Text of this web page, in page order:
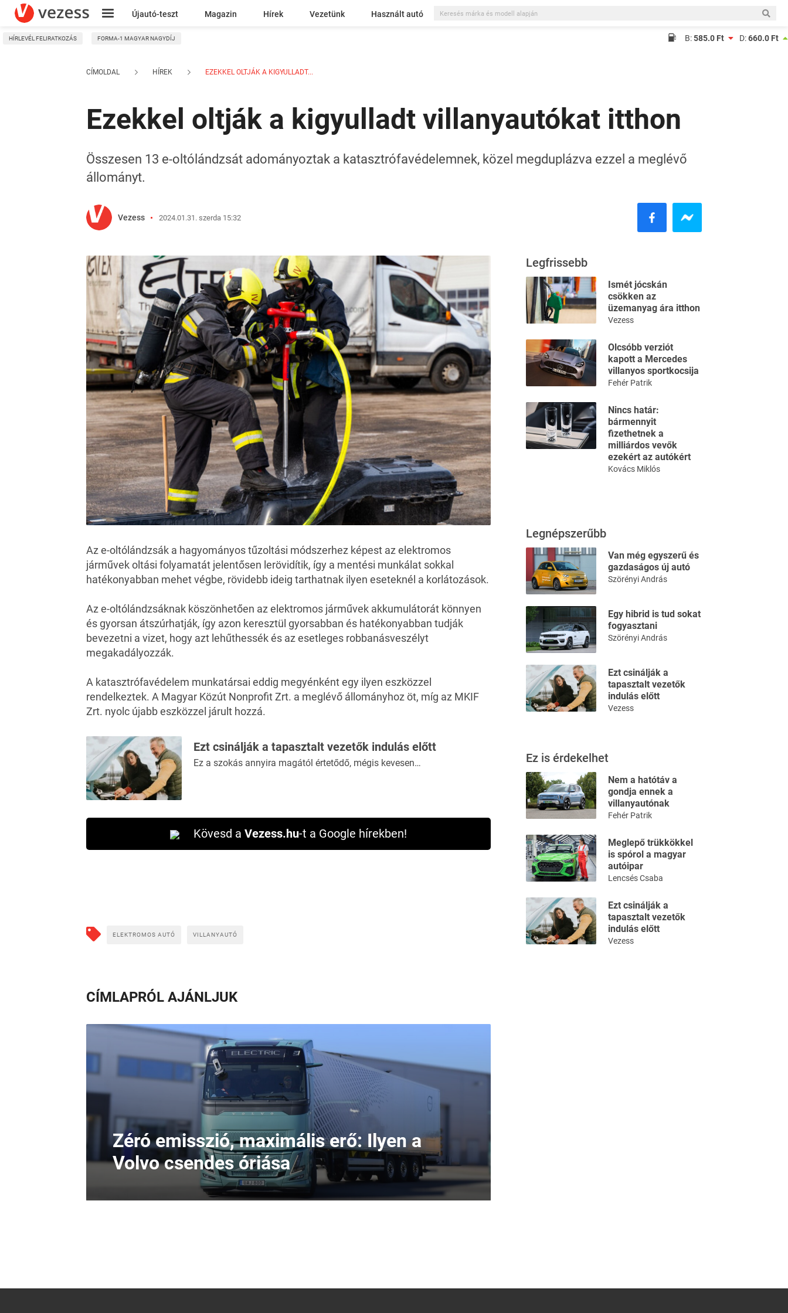
Újautó-teszt Magazin Hírek Vezetünk Használt autó
Kresz
HÍRLEVÉL FELIRATKOZÁS FORMA-1 MAGYAR NAGYDÍJ B:585.0 Ft D:660.0 Ft
CÍMOLDAL HÍREK EZEKKEL OLTJÁK A KIGYULLADT...
Ezekkel oltják a kigyulladt villanyautókat itthon
Összesen 13 e-oltólándzsát adományoztak a katasztrófavédelemnek, közel megduplázva ezzel a meglévő
állományt.
Vezess 2024.01.31. szerda 15:32
Az e-oltólándzsák a hagyományos tűzoltási módszerhez képest az elektromos
járművek oltási folyamatát jelentősen lerövidítik, így a mentési munkálat sokkal
hatékonyabban mehet végbe, rövidebb ideig tarthatnak ilyen eseteknél a korlátozások.
Az e-oltólándzsáknak köszönhetően az elektromos járművek akkumulátorát könnyen
és gyorsan átszúrhatják, így azon keresztül gyorsabban és hatékonyabban tudják
bevezetni a vizet, hogy azt lehűthessék és az esetleges robbanásveszélyt
megakadályozzák.
A katasztrófavédelem munkatársai eddig megyénként egy ilyen eszközzel
rendelkeztek. A Magyar Közút Nonprofit Zrt. a meglévő állományhoz öt, míg az MKIF
Zrt. nyolc újabb eszközzel járult hozzá.
Ezt csinálják a tapasztalt vezetők indulás előtt
Ez a szokás annyira magától értetődő, mégis kevesen…
Kövesd a Vezess.hu-t a Google hírekben!
ELEKTROMOS AUTÓ VILLANYAUTÓ
CÍMLAPRÓL AJÁNLJUK
Zéró emisszió, maximális erő: Ilyen a
Volvo csendes óriása
Legfrissebb
Ismét jócskán
csökken az
üzemanyag ára itthon
Vezess
Olcsóbb verziót
kapott a Mercedes
villanyos sportkocsija
Fehér Patrik
Nincs határ:
bármennyit
fizethetnek a
milliárdos vevők
ezekért az autókért
Kovács Miklós
Legnépszerűbb
Van még egyszerű és
gazdaságos új autó
Szörényi András
Egy hibrid is tud sokat
fogyasztani
Szörényi András
Ezt csinálják a
tapasztalt vezetők
indulás előtt
Vezess
Ez is érdekelhet
Nem a hatótáv a
gondja ennek a
villanyautónak
Fehér Patrik
Meglepő trükkökkel
is spórol a magyar
autóipar
Lencsés Csaba
Ezt csinálják a
tapasztalt vezetők
indulás előtt
Vezess